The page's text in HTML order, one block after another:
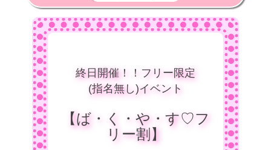
終日開催！！フリー限定
(指名無し)イベント
【ば・く・や・す♡フ
リー割】